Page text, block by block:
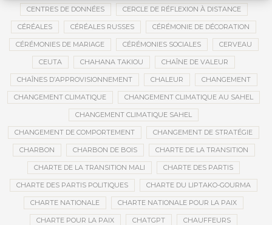
CENTRES DE DONNÉES CERCLE DE RÉFLEXION À DISTANCE
CÉRÉALES CÉRÉALES RUSSES CÉRÉMONIE DE DÉCORATION
CÉRÉMONIES DE MARIAGE CÉRÉMONIES SOCIALES CERVEAU
CEUTA CHAHANA TAKIOU CHAÎNE DE VALEUR
CHAÎNES D’APPROVISIONNEMENT CHALEUR CHANGEMENT
CHANGEMENT CLIMATIQUE CHANGEMENT CLIMATIQUE AU SAHEL
CHANGEMENT CLIMATIQUE SAHEL
CHANGEMENT DE COMPORTEMENT CHANGEMENT DE STRATÉGIE
CHARBON CHARBON DE BOIS CHARTE DE LA TRANSITION
CHARTE DE LA TRANSITION MALI CHARTE DES PARTIS
CHARTE DES PARTIS POLITIQUES CHARTE DU LIPTAKO-GOURMA
CHARTE NATIONALE CHARTE NATIONALE POUR LA PAIX
CHARTE POUR LA PAIX CHATGPT CHAUFFEURS